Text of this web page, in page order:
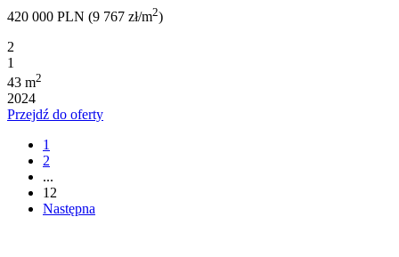
420 000 PLN (9 767 zł/m2)
2
1
43 m2
2024
Przejdź do oferty
1
2
...
12
Następna